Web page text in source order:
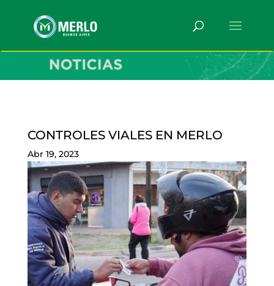
CONTROLES VIALES EN MERLO
Abr 19, 2023